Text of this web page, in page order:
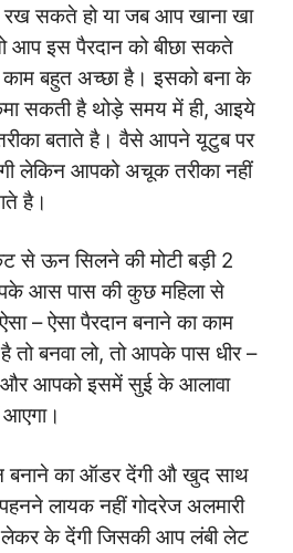
सकते हो या जब आप खाना खा
आप इस पैरदान को बीछा सकते
बहुत अच्छा है। इसको बना के
सकती है थोड़े समय में ही, आइये
बताते है। वैसे आपने यूटुब पर
लेकिन आपको अचूक तरीका नहीं
है।
से ऊन सिलने की मोटी बड़ी 2
आस पास की कुछ महिला से
– ऐसा पैरदान बनाने का काम
बनवा लो, तो आपके पास धीर –
आपको इसमें सुई के आलावा
बनाने का ऑडर देंगी औ खुद साथ
लायक नहीं गोदरेज अलमारी
के देंगी जिसकी आप लंबी लेट